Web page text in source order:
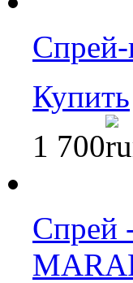
Купить
1 700
Спрей